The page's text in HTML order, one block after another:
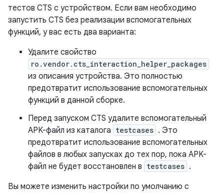
тестов CTS с устройством. Если вам необходимо
запустить CTS без реализации вспомогательных
функций, у вас есть два варианта:
Удалите свойство
ro.vendor.cts_interaction_helper_packages
из описания устройства. Это полностью
предотвратит использование вспомогательных
функций в данной сборке.
Перед запуском CTS удалите вспомогательный
APK-файл из каталога testcases . Это
предотвратит использование вспомогательных
файлов в любых запусках до тех пор, пока APK-
файл не будет восстановлен в testcases .
Вы можете изменить настройки по умолчанию с